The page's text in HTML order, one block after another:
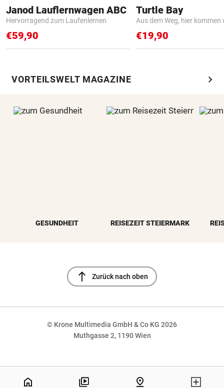
Janod Lauflernwagen ABC
Hervorragend zum Laufenlernen
€59,90
Turtle Bay
Aus dem Weg, hier kommen
€19,90
VORTEILSWELT MAGAZINE chevron_right
GESUNDHEIT REISEZEIT STEIERMARK
north Zurück nach oben
© Krone Multimedia GmbH & Co KG 2026
Muthgasse 2, 1190 Wien
home pin_drop
NaN%